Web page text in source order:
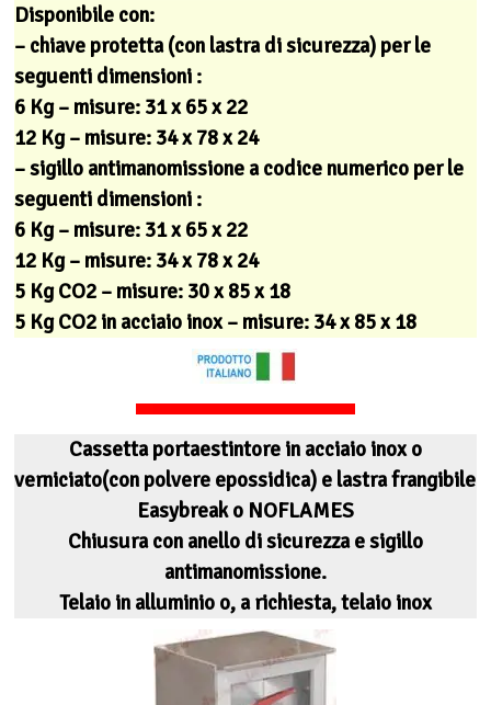
Disponibile con:
– chiave protetta (con lastra di sicurezza) per le
seguenti dimensioni :
6 Kg – misure: 31 x 65 x 22
12 Kg – misure: 34 x 78 x 24
– sigillo antimanomissione a codice numerico per le
seguenti dimensioni :
6 Kg – misure: 31 x 65 x 22
12 Kg – misure: 34 x 78 x 24
5 Kg CO2 – misure: 30 x 85 x 18
5 Kg CO2 in acciaio inox – misure: 34 x 85 x 18
Cassetta portaestintore in acciaio inox o
verniciato(con polvere epossidica) e lastra frangibile
Easybreak o NOFLAMES
Chiusura con anello di sicurezza e sigillo
antimanomissione.
Telaio in alluminio o, a richiesta, telaio inox